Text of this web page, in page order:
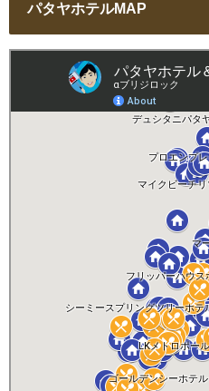
パタヤホテルMAP